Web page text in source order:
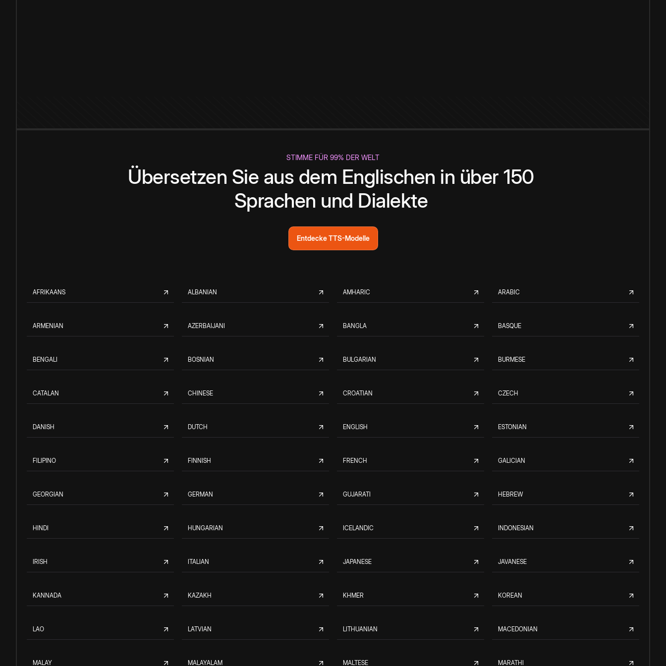
STIMME FÜR 99% DER WELT
Übersetzen Sie aus dem Englischen in über 150
Sprachen und Dialekte
Entdecke TTS-Modelle
AFRIKAANS ALBANIAN AMHARIC ARABIC
ARMENIAN AZERBAIJANI BANGLA BASQUE
BENGALI BOSNIAN BULGARIAN BURMESE
CATALAN CHINESE CROATIAN CZECH
DANISH DUTCH ENGLISH ESTONIAN
FILIPINO FINNISH FRENCH GALICIAN
GEORGIAN GERMAN GUJARATI HEBREW
HINDI HUNGARIAN ICELANDIC INDONESIAN
IRISH ITALIAN JAPANESE JAVANESE
KANNADA KAZAKH KHMER KOREAN
LAO LATVIAN LITHUANIAN MACEDONIAN
MALAY MALAYALAM MALTESE MARATHI